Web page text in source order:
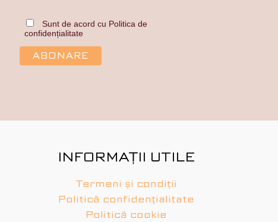
Sunt de acord cu Politica de
confidențialitate
INFORMAȚII UTILE
Termeni și condiții
Politică confidențialitate
Politică cookie